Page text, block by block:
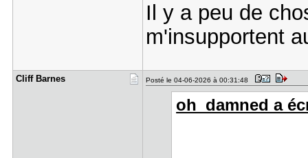
Il y a peu de
m'insupportent
Cliff Barn​es Posté le 04-06-2026 à 00:31:48
oh_damned a